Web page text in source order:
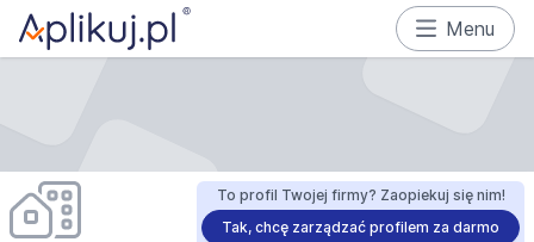
Menu
To profil Twojej firmy? Zaopiekuj się nim!
Tak, chcę zarządzać profilem za darmo